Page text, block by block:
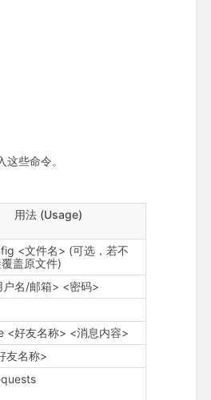
这些命令。
用法 (Usage)
<文件名> (可选，若不
盖原文件)
户名/邮箱> <密码>
<好友名称> <消息内容>
友名称>